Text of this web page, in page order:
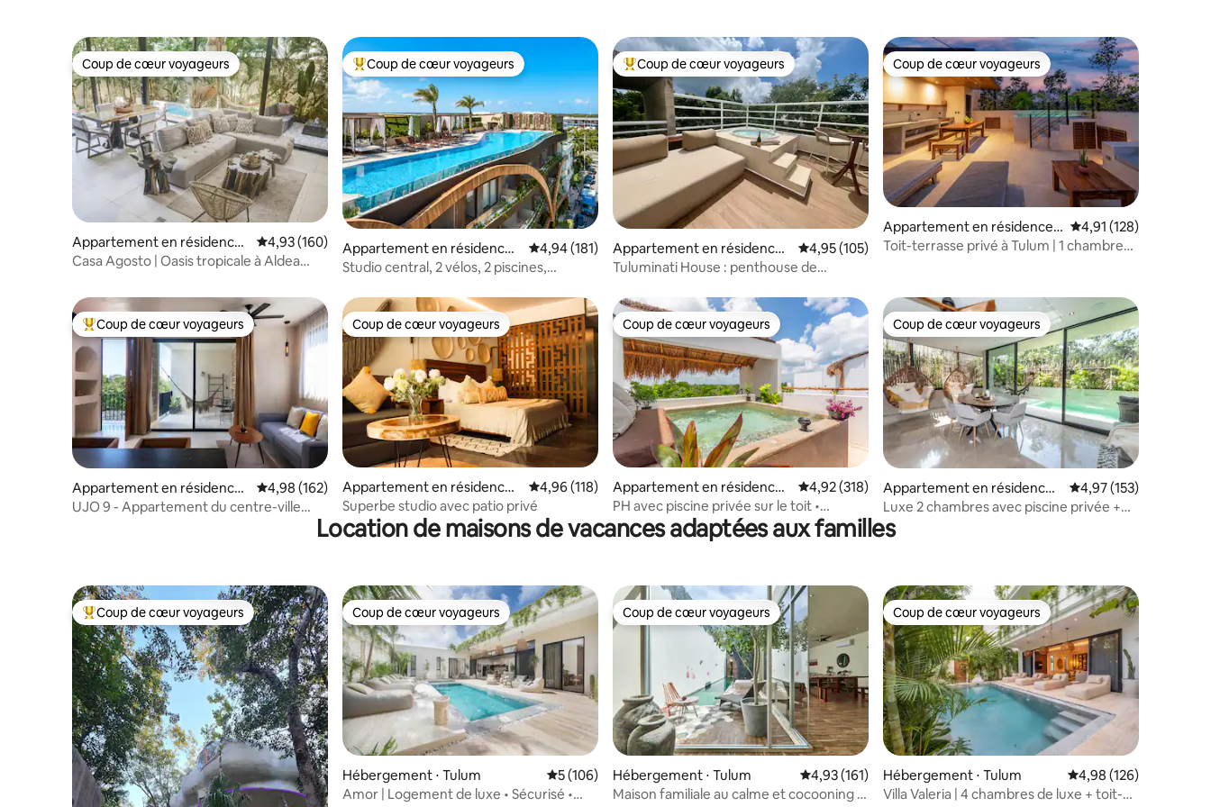
Coup de cœur voyageurs
Coup de cœur voyageurs
Appartement en résidence ⋅
Tulum
Évaluation moyenne sur la base de 160 commentaires : 4,93 sur 5
4,93 (160)
Casa Agosto | Oasis tropicale à Aldea
Coups de cœur voyageurs les plus appréciés
Coup de cœur voyageurs
Appartement en résidence ⋅
Tulum
Évaluation moyenne sur la base de 181 commentaires : 4,94 sur 5
4,94 (181)
Studio central, 2 vélos, 2 piscines,
Coups de cœur voyageurs les plus appréciés
Coup de cœur voyageurs
Appartement en résidence ⋅
Tulum
Évaluation moyenne sur la base de 105 commentaires : 4,95 sur 5
4,95 (105)
Tuluminati House : penthouse de
Coup de cœur voyageurs
Coup de cœur voyageurs
Appartement en résidence ⋅
Tulum
Évaluation moyenne
4,91 (128)
Toit-terrasse privé à Tulum | 1 chambre
Coups de cœur voyageurs les plus appréciés
Coup de cœur voyageurs
Appartement en résidence ⋅
Tulum
Évaluation moyenne sur la base de 162 commentaires : 4,98 sur 5
4,98 (162)
UJO 9 - Appartement du centre-ville
Coup de cœur voyageurs
Coup de cœur voyageurs
Appartement en résidence ⋅
Tulum
Évaluation moyenne sur la base de 118 commentaires : 4,96 sur 5
4,96 (118)
Superbe studio avec patio privé
Coup de cœur voyageurs
Coup de cœur voyageurs
Appartement en résidence ⋅
Tulum
Évaluation moyenne sur la base de 318 commentaires : 4,92 sur 5
4,92 (318)
PH avec piscine privée sur le toit •
Excellent emplacement
Coup de cœur voyageurs
Coup de cœur voyageurs
Appartement en résidence ⋅
Aldea Zama, Tulum
Évaluation moyenne
4,97 (153)
Luxe 2 chambres avec piscine privée +
home cinéma
Location de maisons de vacances adaptées aux familles
Coups de cœur voyageurs les plus appréciés
Coup de cœur voyageurs Coup de cœur voyageurs
Coup de cœur voyageurs
Hébergement ⋅ Tulum Évaluation moyenne sur la base de 106 commentaires : 5 sur 5
5 (106)
Amor | Logement de luxe • Sécurisé •
Coup de cœur voyageurs
Coup de cœur voyageurs
Hébergement ⋅ Tulum Évaluation moyenne sur la base de 161 commentaires : 4,93 sur 5
4,93 (161)
Maison familiale au calme et cocooning -
Coup de cœur voyageurs
Coup de cœur voyageurs
Hébergement ⋅ Tulum Évaluation moyenne
4,98 (126)
Villa Valeria | 4 chambres de luxe + toit-